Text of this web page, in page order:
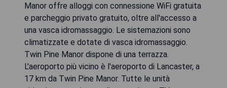
Manor offre alloggi con connessione WiFi gratuita
e parcheggio privato gratuito, oltre all'accesso a
una vasca idromassaggio. Le sistemazioni sono
climatizzate e dotate di vasca idromassaggio.
Twin Pine Manor dispone di una terrazza.
L'aeroporto più vicino è l'aeroporto di Lancaster, a
17 km da Twin Pine Manor. Tutte le unità